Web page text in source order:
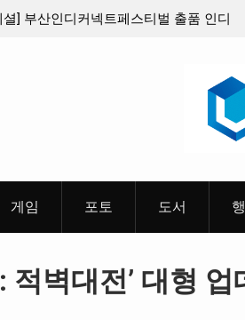
이팝 애니메이션 ‘고스트밴드’ 8월 26일(
게임 포토 도서
적벽대전’ 대형